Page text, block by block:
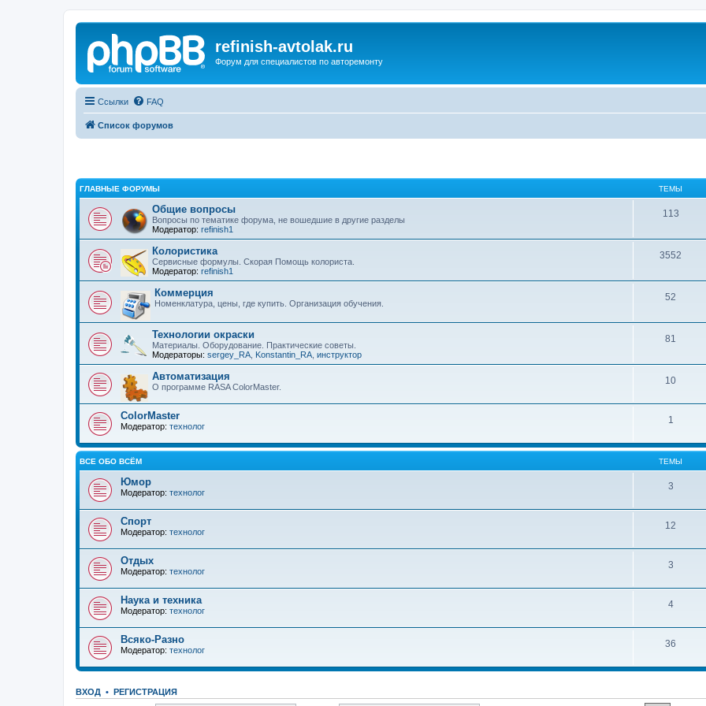
refinish-avtolak.ru
Форум для специалистов по авторемонту
Ссылки FAQ
Список форумов
ГЛАВНЫЕ ФОРУМЫ ТЕМЫ
Общие вопросы
Вопросы по тематике форума, не вошедшие в другие разделы
Модератор: refinish1
113
Колористика
Сервисные формулы. Скорая Помощь колориста.
Модератор: refinish1
3552
Коммерция
Номенклатура, цены, где купить. Организация обучения.
52
Технологии окраски
Материалы. Оборудование. Практические советы.
Модераторы: sergey_RA Konstantin_RA инструктор
81
Автоматизация
О программе RASA ColorMaster.
10
ColorMaster
Модератор: технолог
1
ВСЕ ОБО ВСЁМ ТЕМЫ
Юмор
Модератор: технолог
3
Спорт
Модератор: технолог
12
Отдых
Модератор: технолог
3
Наука и техника
Модератор: технолог
4
Всяко-Разно
Модератор: технолог
36
ВХОД • РЕГИСТРАЦИЯ